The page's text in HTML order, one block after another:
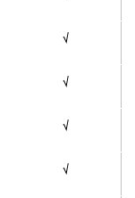
√
√
√
√